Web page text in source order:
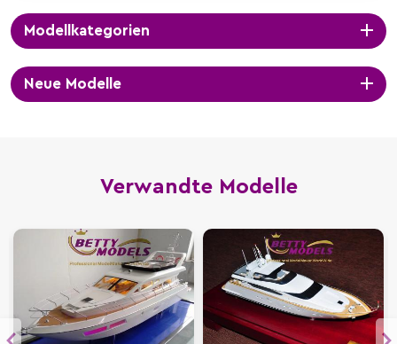
Modellkategorien
Neue Modelle
Verwandte Modelle